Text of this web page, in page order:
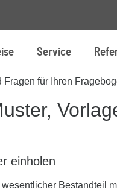
Service
für Ihren
einholen
Bestandteil